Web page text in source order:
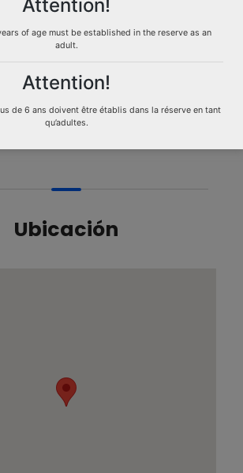
Añadir extras
Ubicación
Attention!
of age must be established in the reserve as an
adult.
Attention!
de 6 ans doivent être établis dans la réserve en tant
qu’adultes.